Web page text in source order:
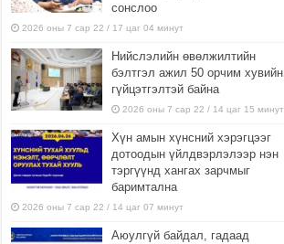
сонслоо
2026 оны 7 сар 22 / 17 цаг 04 минут
Нийслэлийн өвөлжилтийн
бэлтгэл ажил 50 орчим хувийн
гүйцэтгэлтэй байна
2026 оны 7 сар 22 / 14 цаг 15 минут
Хүн амын хүнсний хэрэгцээг
дотоодын үйлдвэрлэлээр нэн
тэргүүнд хангах зарчмыг
баримтална
2026 оны 7 сар 22 / 14 цаг 07 минут
Аюулгүй байдал, гадаад